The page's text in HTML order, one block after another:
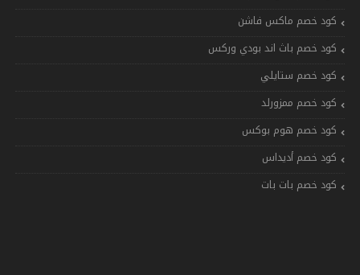
كود خصم ماكس فاشن
كود خصم باث اند بودي وركس
كود خصم ستايلي
كود خصم ممزورلد
كود خصم هوم بوكس
كود خصم أديداس
كود خصم بات بات